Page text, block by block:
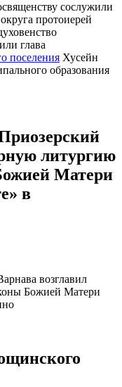
сослужили
протоиерей
глава
поселения Хусейн
образования
литургию
Матери
в
возглавил
Божией Матери